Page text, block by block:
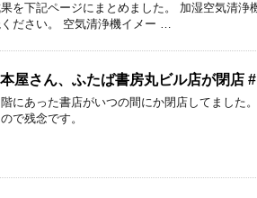
を下記ページにまとめました。 加湿空気清浄
ださい。 空気清浄機イメー …
屋さん、ふたば書房丸ビル店が閉店
にあった書店がいつの間にか閉店してました
で残念です。